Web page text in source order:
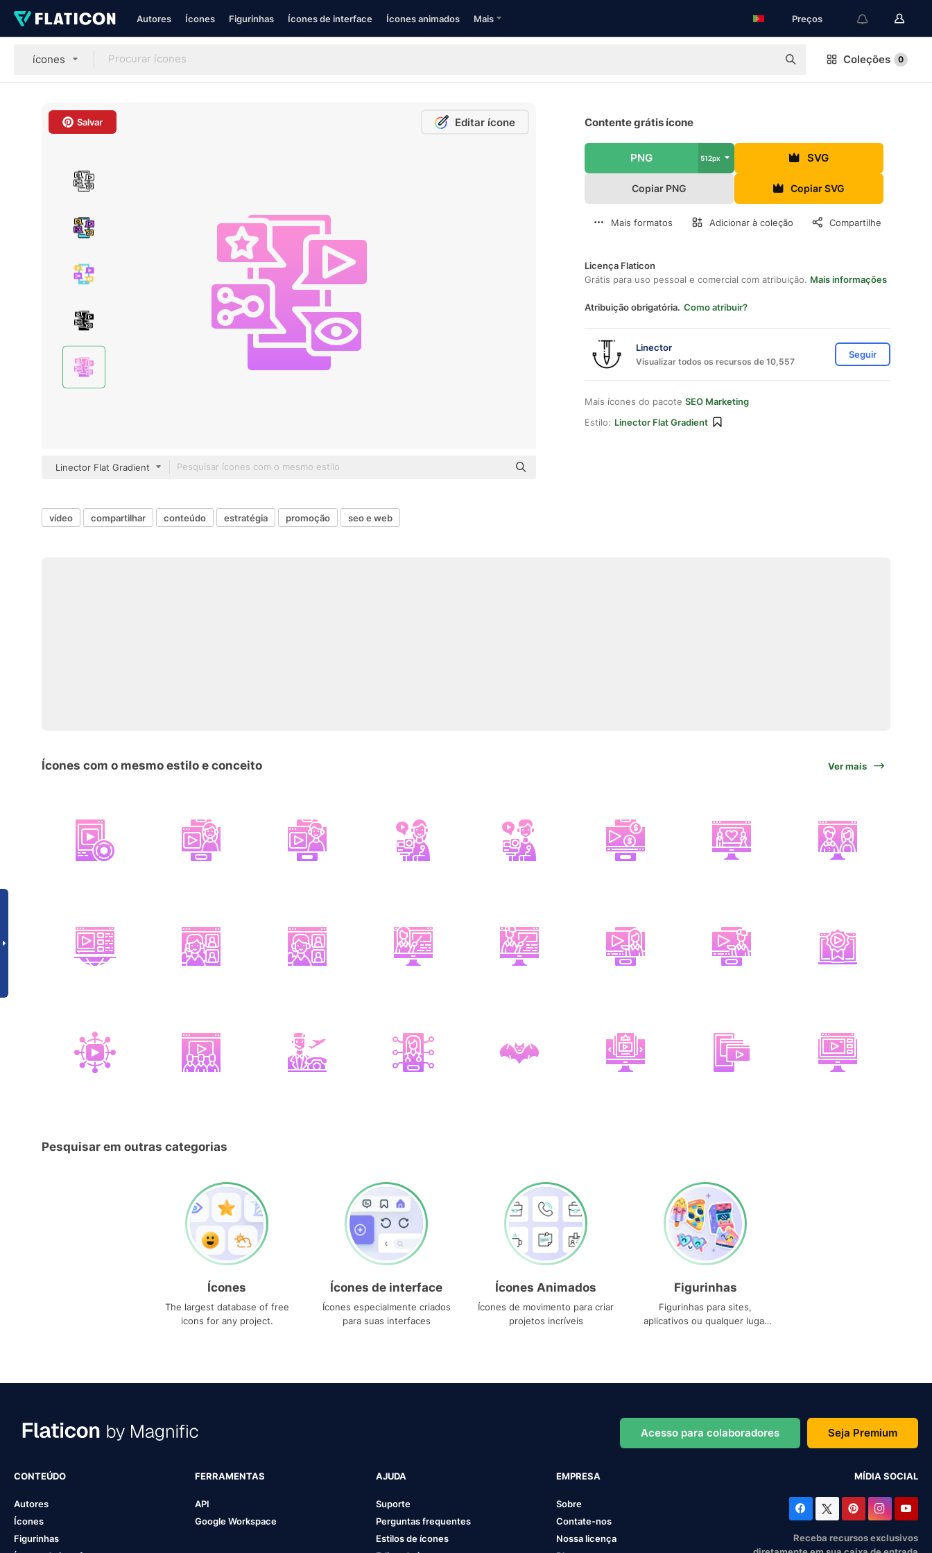
Autores Ícones Figurinhas Ícones de interface Ícones animados Mais Preços
ícones Coleções 0
Salvar Editar ícone
Linector Flat Gradient
Contente grátis ícone
PNG 512px SVG
Copiar PNG Copiar SVG
Mais formatos Adicionar à coleção Compartilhe
Licença Flaticon
Grátis para uso pessoal e comercial com atribuição. Mais informações
Atribuição obrigatória. Como atribuir?
Linector
Visualizar todos os recursos de 10,557
Seguir
Mais ícones do pacote SEO Marketing
Estilo: Linector Flat Gradient
vídeo compartilhar conteúdo estratégia promoção seo e web
Ícones com o mesmo estilo e conceito Ver mais
Pesquisar em outras categorias
Ícones
The largest database of free
icons for any project.
Ícones de interface
Ícones especialmente criados
para suas interfaces
Ícones Animados
Ícones de movimento para criar
projetos incríveis
Figurinhas
Figurinhas para sites,
aplicativos ou qualquer lugar
Acesso para colaboradores Seja Premium
CONTEÚDO
Autores
Ícones
Figurinhas
FERRAMENTAS
API
Google Workspace
AJUDA
Suporte
Perguntas frequentes
Estilos de ícones
EMPRESA
Sobre
Contate-nos
Nossa licença
MÍDIA SOCIAL
Receba recursos exclusivos